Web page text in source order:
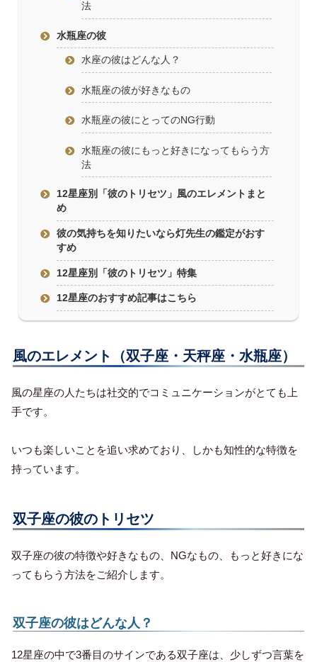
法
水瓶座の彼
水座の彼はどんな人？
水瓶座の彼が好きなもの
水瓶座の彼にとってのNG行動
水瓶座の彼にもっと好きになってもらう方
法
12星座別「彼のトリセツ」風のエレメントまと
め
彼の気持ちを知りたいなら灯先生の鑑定がおす
すめ
12星座別「彼のトリセツ」特集
12星座のおすすめ記事はこちら
風のエレメント（双子座・天秤座・水瓶座）
風の星座の人たちは社交的でコミュニケーションがとても上
手です。
いつも楽しいことを追い求めており、しかも知性的な特徴を
持っています。
双子座の彼のトリセツ
双子座の彼の特徴や好きなもの、NGなもの、もっと好きにな
ってもらう方法をご紹介します。
双子座の彼はどんな人？
12星座の中で3番目のサインである双子座は、少しずつ言葉を